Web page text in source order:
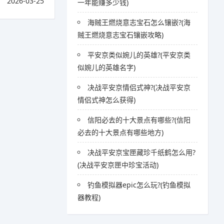
一年能赚多少钱)
海贼王燃烧意志宝石怎么镶嵌?(海
贼王燃烧意志宝石镶嵌攻略)
平安京类似婉儿的英雄?(平安京类
似婉儿的英雄名字)
决战平安京情侣式神?(决战平安京
情侣式神怎么获得)
信阳必去的十大景点有哪些?(信阳
必去的十大景点有哪些地方)
决战平安京宝匣藏珍千纸鹤怎么用?
(决战平安京匣中珍宝活动)
钓鱼模拟器epic怎么玩?(钓鱼模拟
器教程)